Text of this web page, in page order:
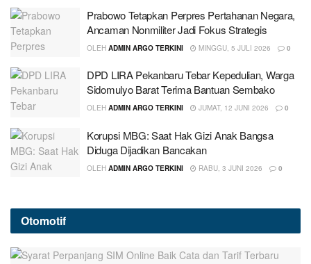
Prabowo Tetapkan Perpres Pertahanan Negara,
Ancaman Nonmiliter Jadi Fokus Strategis
OLEH ADMIN ARGO TERKINI MINGGU, 5 JULI 2026 0
DPD LIRA Pekanbaru Tebar Kepedulian, Warga
Sidomulyo Barat Terima Bantuan Sembako
OLEH ADMIN ARGO TERKINI JUMAT, 12 JUNI 2026 0
Korupsi MBG: Saat Hak Gizi Anak Bangsa
Diduga Dijadikan Bancakan
OLEH ADMIN ARGO TERKINI RABU, 3 JUNI 2026 0
Otomotif